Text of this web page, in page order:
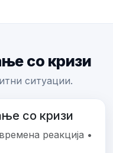
со кризи
ситуации.
со кризи
реакција •